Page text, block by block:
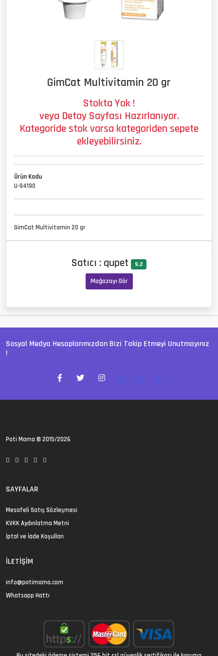
GimCat Multivitamin 20 gr
Stokta Yok !
veya Detay Sayfası Hazırlanıyor.
Kategoride stok varsa kategoriden sepete
ekleyebilirsiniz.
Ürün Kodu
U-94190
GimCat Multivitamin 20 gr
Satıcı : qupet 9.2
Mağazayı Gör
Sosyal Medya Hesaplarımızdan Bizi Takip Etmeyi Unutmayınız
!
> > >
Pati Mama © 2015/2026
SAYFALAR
Mesafeli Satış Sözleşmesi
KVKK Aydınlatma Metni
İptal ve İade Koşulları
İLETIŞIM
info@patimama.com
Whatsapp Hattı